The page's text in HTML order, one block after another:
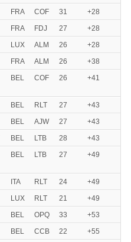
FRA COF 31
+28
FRA FDJ 27
+28
LUX ALM 26
+28
FRA ALM 26
+38
BEL COF 26 +41
BEL RLT 27
+43
BEL AJW 27
+43
BEL LTB 28
+43
BEL LTB 27 +49
ITA RLT 24
+49
LUX RLT 21
+49
BEL OPQ 33
+53
BEL CCB 22
+55